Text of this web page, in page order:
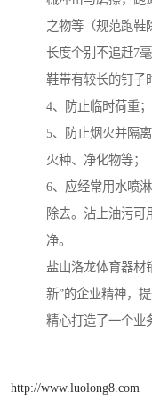
之物等（规范跑鞋
长度个别不追赶7
鞋带有较长的钉子
4、防止临时荷重；
5、防止烟火并隔
火种、净化物等；
6、应经常用水喷
除去。沾上油污可
净。
盐山洛龙体育器材
新”的企业精神，
精心打造了一个业
http://www.luolong8.com